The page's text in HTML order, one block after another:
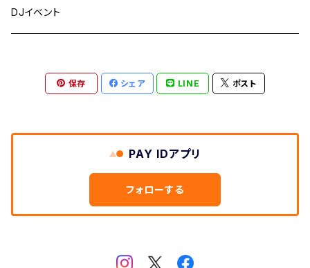
DJイベント
保存 シェア LINE ポスト
PAY IDアプリ
フォローする